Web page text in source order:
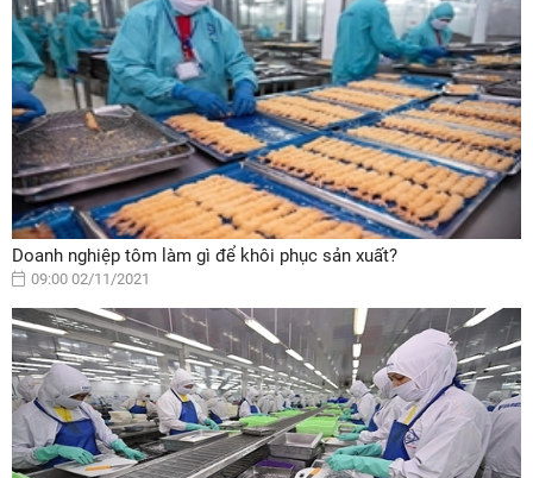
Doanh nghiệp tôm làm gì để khôi phục sản xuất?
09:00 02/11/2021